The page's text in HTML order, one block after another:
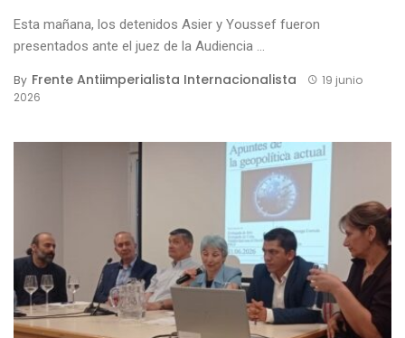
Esta mañana, los detenidos Asier y Youssef fueron
presentados ante el juez de la Audiencia ...
By Frente Antiimperialista Internacionalista
19 junio
2026